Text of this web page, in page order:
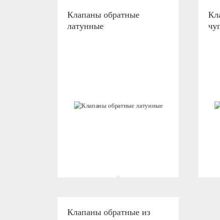
Клапаны обратные
латунные
Клапаны обратные из